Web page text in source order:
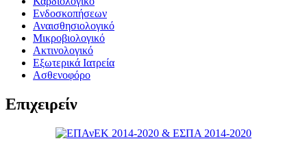
Ενδοσκοπήσεων
Αναισθησιολογικό
Μικροβιολογικό
Ακτινολογικό
Εξωτερικά Ιατρεία
Ασθενοφόρο
Επιχειρείν